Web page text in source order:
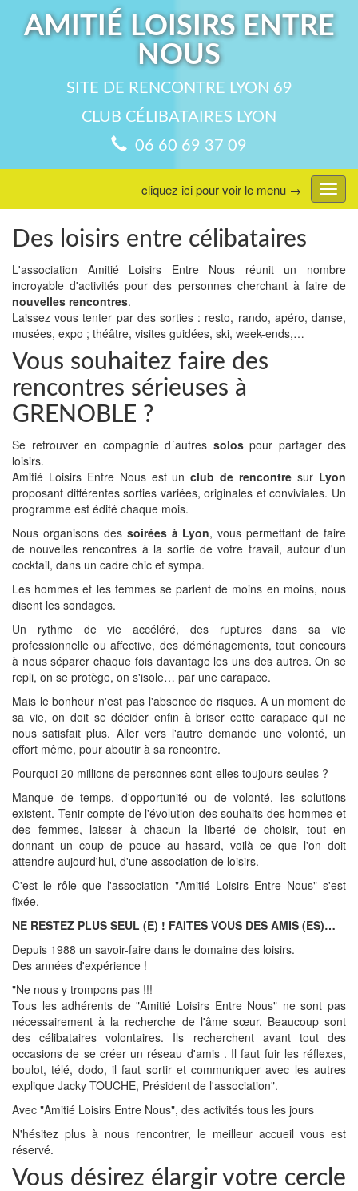
AMITIÉ LOISIRS ENTRE
NOUS
SITE DE RENCONTRE LYON 69
CLUB CÉLIBATAIRES LYON
06 60 69 37 09
menu
cliquez ici pour voir le menu →
Des loisirs entre célibataires
L'association Amitié Loisirs Entre Nous réunit un nombre
incroyable d'activités pour des personnes cherchant à faire de
nouvelles rencontres.
Laissez vous tenter par des sorties : resto, rando, apéro, danse,
musées, expo ; théâtre, visites guidées, ski, week-ends,…
Vous souhaitez faire des
rencontres sérieuses à
GRENOBLE ?
Se retrouver en compagnie d´autres solospour partager des
loisirs.
Amitié Loisirs Entre Nous est unclub de rencontre sur Lyon
proposant différentes sorties variées, originales et conviviales. Un
programme est édité chaque mois.
Nous organisons des soirées à Lyon, vous permettant de faire
de nouvelles rencontres à la sortie de votre travail, autour d'un
cocktail, dans un cadre chic et sympa.
Les hommes et les femmes se parlent de moins en moins, nous
disent les sondages.
Un rythme de vie accéléré, des ruptures dans sa vie
professionnelle ou affective, des déménagements, tout concours
à nous séparer chaque fois davantage les uns des autres. On se
repli, on se protège, on s'isole… par une carapace.
Mais le bonheur n'est pas l'absence de risques. A un moment de
sa vie, on doit se décider enfin à briser cette carapace qui ne
nous satisfait plus. Aller vers l'autre demande une volonté, un
effort même, pour aboutir à sa rencontre.
Pourquoi 20 millions de personnes sont-elles toujours seules ?
Manque de temps, d'opportunité ou de volonté, les solutions
existent. Tenir compte de l'évolution des souhaits des hommes et
des femmes, laisser à chacun la liberté de choisir, tout en
donnant un coup de pouce au hasard, voilà ce que l'on doit
attendre aujourd'hui, d'une association de loisirs.
C'est le rôle que l'association "Amitié Loisirs Entre Nous" s'est
fixée.
NE RESTEZ PLUS SEUL (E) ! FAITES VOUS DES AMIS (ES)…
Depuis 1988 un savoir-faire dans le domaine des loisirs.
Des années d'expérience !
"Ne nous y trompons pas !!!
Tous les adhérents de "Amitié Loisirs Entre Nous" ne sont pas
nécessairement à la recherche de l'âme sœur. Beaucoup sont
des célibataires volontaires. Ils recherchent avant tout des
occasions de se créer un réseau d'amis . Il faut fuir les réflexes,
boulot, télé, dodo, il faut sortir et communiquer avec les autres
explique Jacky TOUCHE, Président de l'association".
Avec "Amitié Loisirs Entre Nous", des activités tous les jours
N'hésitez plus à nous rencontrer, le meilleur accueil vous est
réservé.
Vous désirez élargir votre cercle